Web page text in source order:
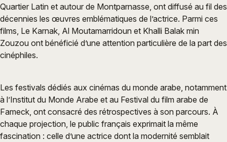
Quartier Latin et autour de Montparnasse, ont diffusé au fil des
décennies les œuvres emblématiques de l’actrice. Parmi ces
films, Le Karnak, Al Moutamarridoun et Khalli Balak min
Zouzou ont bénéficié d’une attention particulière de la part des
cinéphiles.
Les festivals dédiés aux cinémas du monde arabe, notamment
à l’Institut du Monde Arabe et au Festival du film arabe de
Fameck, ont consacré des rétrospectives à son parcours. À
chaque projection, le public français exprimait la même
fascination : celle d’une actrice dont la modernité semblait